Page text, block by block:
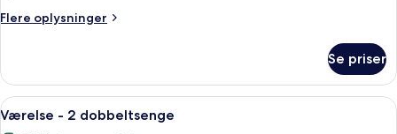
Flere oplysninger
Flere
-
kingsize-
Se priser
Indlæs
alle
Et hotelværelse med to senge, et
5
Værelse - 2 dobbeltsenge